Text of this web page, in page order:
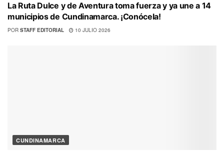
La Ruta Dulce y de Aventura toma fuerza y ya une a 14
municipios de Cundinamarca. ¡Conócela!
POR STAFF EDITORIAL 10 JULIO 2026
CUNDINAMARCA